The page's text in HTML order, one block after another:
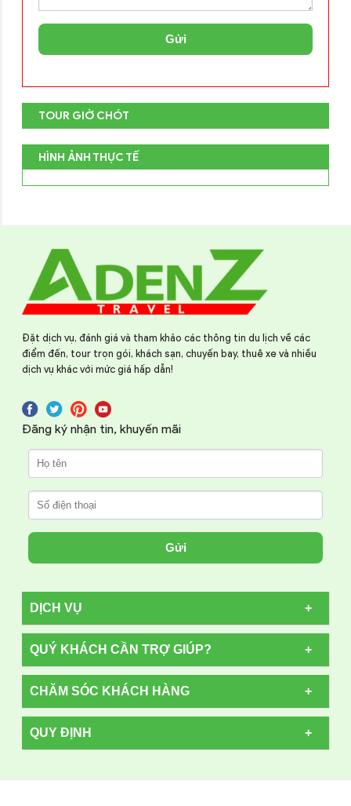
Gửi
TOUR GIỜ CHÓT
HÌNH ẢNH THỰC TẾ
Đặt dịch vụ, đánh giá và tham khảo các thông tin du lịch về các
điểm đến, tour trọn gói, khách sạn, chuyến bay, thuê xe và nhiều
dịch vụ khác với mức giá hấp dẫn!
Đăng ký nhận tin, khuyến mãi
Gửi
DỊCH VỤ
QUÝ KHÁCH CẦN TRỢ GIÚP?
CHĂM SÓC KHÁCH HÀNG
QUY ĐỊNH